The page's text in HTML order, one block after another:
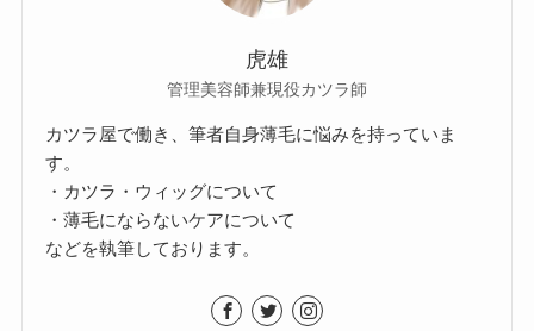
虎雄
管理美容師兼現役カツラ師
カツラ屋で働き、筆者自身薄毛に悩みを持っていま
す。
・カツラ・ウィッグについて
・薄毛にならないケアについて
などを執筆しております。